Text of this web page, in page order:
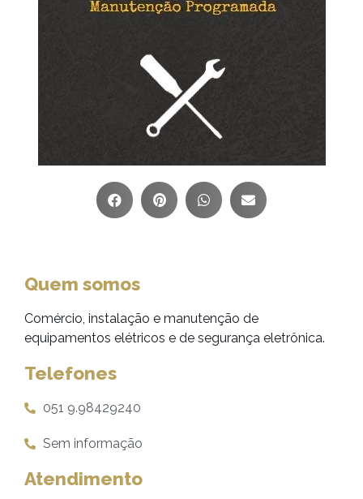
Quem somos
Comércio, instalação e manutenção de
equipamentos elétricos e de segurança eletrônica.
Telefones
051 9.98429240
Sem informação
Atendimento